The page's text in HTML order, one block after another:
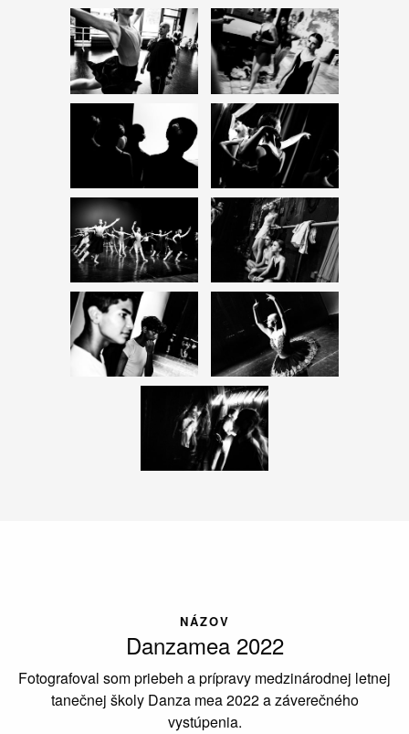
NÁZOV
Danzamea 2022
Fotografoval som priebeh a prípravy medzinárodnej letnej
tanečnej školy Danza mea 2022 a záverečného
vystúpenia.